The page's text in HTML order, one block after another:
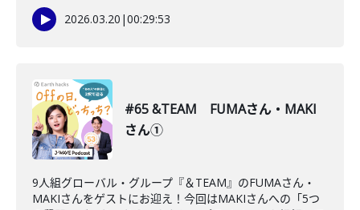
2026.03.20 |00:29:53
#65 &TEAM FUMAさん・MAKI
さん①
9人組グローバル・グループ『＆TEAM』のFUMAさん・
MAKIさんをゲストにお迎え！今回はMAKIさんへの「5つ